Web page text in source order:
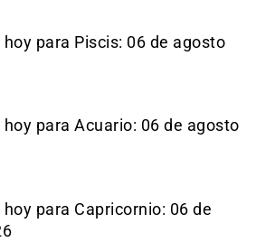
para Piscis: 06 de agosto
hoy para Acuario: 06 de agosto
para Capricornio: 06 de